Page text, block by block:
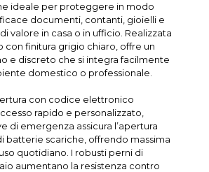
ideale per proteggere in modo
documenti, contanti, gioielli e
valore in casa o in ufficio. Realizzata
con finitura grigio chiaro, offre un
e discreto che si integra facilmente
domestico o professionale.
con codice elettronico
rapido e personalizzato,
di emergenza assicura l’apertura
batterie scariche, offrendo massima
quotidiano. I robusti perni di
aumentano la resistenza contro